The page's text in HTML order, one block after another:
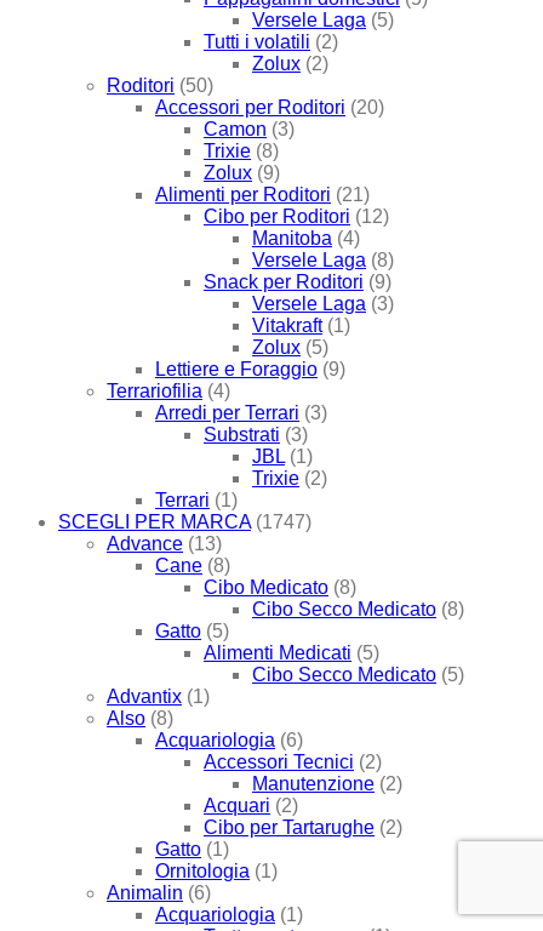
Versele Laga (5)
Tutti i volatili (2)
Zolux (2)
Roditori (50)
Accessori per Roditori (20)
Camon (3)
Trixie (8)
Zolux (9)
Alimenti per Roditori (21)
Cibo per Roditori (12)
Manitoba (4)
Versele Laga (8)
Snack per Roditori (9)
Versele Laga (3)
Vitakraft (1)
Zolux (5)
Lettiere e Foraggio (9)
Terrariofilia (4)
Arredi per Terrari (3)
Substrati (3)
JBL (1)
Trixie (2)
Terrari (1)
SCEGLI PER MARCA (1747)
Advance (13)
Cane (8)
Cibo Medicato (8)
Cibo Secco Medicato (8)
Gatto (5)
Alimenti Medicati (5)
Cibo Secco Medicato (5)
Advantix (1)
Also (8)
Acquariologia (6)
Accessori Tecnici (2)
Manutenzione (2)
Acquari (2)
Cibo per Tartarughe (2)
Gatto (1)
Ornitologia (1)
Animalin (6)
Acquariologia (1)